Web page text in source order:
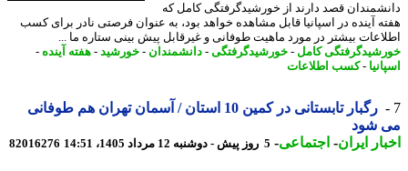
قصد دارند از خورشیدگرفتگی کامل که
آینده در اسپانیا قابل مشاهده خواهد بود، به عنوان فرصتی نادر برای کسب
بیشتر در مورد ماهیت طوفانی و غیرقابل پیش بینی ستاره ما ...
کامل-خورشیدگرفتگی-دانشمندان- خورشید -هفته آینده
-
-کسب اطلاعات
رگبار تابستانی در کمین 10 استان / آسمان تهران هم طوفانی
شود
ایران- اجتماعی-5 روز پیش - دوشنبه 12 مرداد 1405، 14:51 82016276